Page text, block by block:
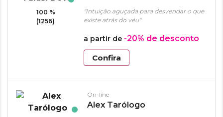
100 %
(1256)
"Intuição aguçada para desvendar o que
existe atrás do véu"
a partir de -20% de desconto
Confira
On-line
Alex Tarólogo